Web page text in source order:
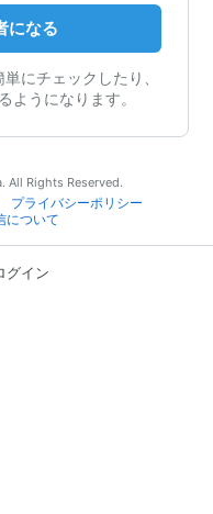
になる
にチェックしたり、
ようになります。
All Rights Reserved.
プライバシーポリシー
について
グイン